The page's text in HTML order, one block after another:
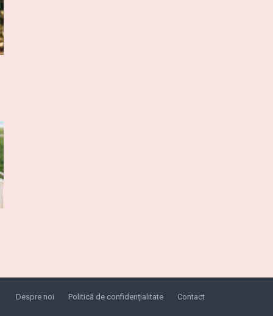
Despre noi Politică de confidențialitate Contact